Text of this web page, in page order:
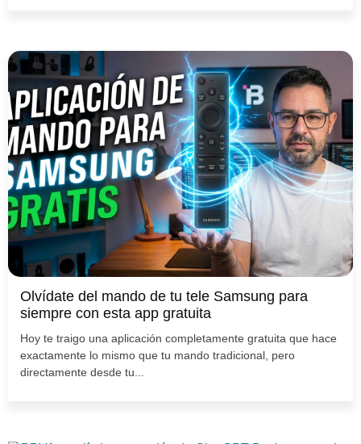
Olvídate del mando de tu tele Samsung para
siempre con esta app gratuita
Hoy te traigo una aplicación completamente gratuita que hace
exactamente lo mismo que tu mando tradicional, pero
directamente desde tu...